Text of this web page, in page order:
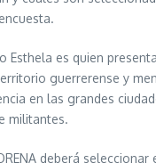
Esthela es quien
guerrerense y
en las grandes
militantes.
deberá seleccionar